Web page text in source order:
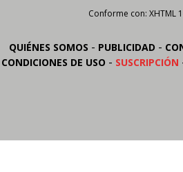
Conforme con: XHTML
QUIÉNES SOMOS - PUBLICIDAD -
CONDICIONES DE USO - SUSCRIPCIÓN